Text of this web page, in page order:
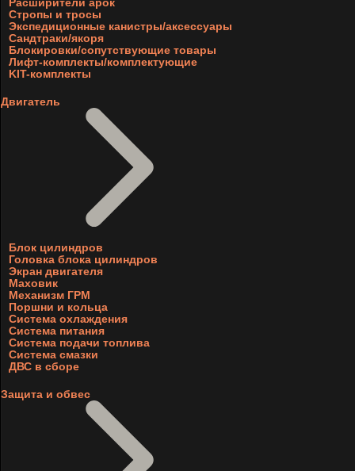
Стропы и тросы
Экспедиционные канистры/аксессуары
Сандтраки/якоря
Блокировки/сопутствующие товары
Лифт-комплекты/комплектующие
KIT-комплекты
Двигатель
Блок цилиндров
Головка блока цилиндров
Экран двигателя
Маховик
Механизм ГРМ
Поршни и кольца
Система охлаждения
Система питания
Система подачи топлива
Система смазки
ДВС в сборе
Защита и обвес